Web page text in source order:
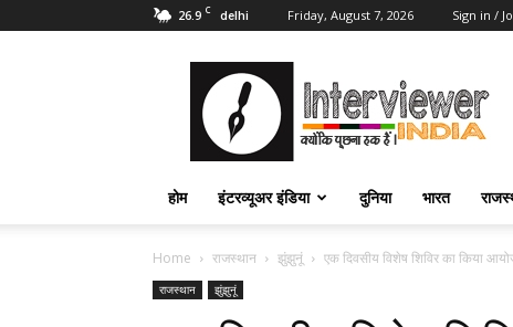
26.9 C delhi Friday, August 7, 2026 Sign in /
Interviewer
India
इंटरव्यूअर
इंडिया
होम इंटरव्यूअर इंडिया दुनिया भारत
Home राजस्थान झुंझुनूं एक दिवसीय विशेष शिविर का किया
राजस्थान झुंझुनूं